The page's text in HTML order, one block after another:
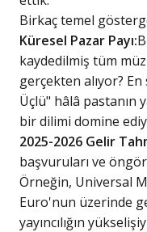
Birkaç temel
Küresel Pazar Payı:
kaydedilmiş tüm
gerçekten alıyor?
Üçlü" hâlâ pastanın
bir dilimi domine
2025-2026 Gelir
başvuruları ve
Örneğin, Universal
Euro'nun üzerinde
yayıncılığın